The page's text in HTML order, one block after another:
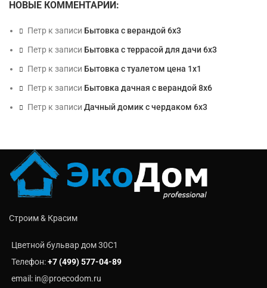
НОВЫЕ КОММЕНТАРИИ:
Петр к записи Бытовка с верандой 6х3
Петр к записи Бытовка с террасой для дачи 6х3
Петр к записи Бытовка с туалетом цена 1х1
Петр к записи Бытовка дачная с верандой 8х6
Петр к записи Дачный домик с чердаком 6х3
Строим & Красим
Цветной бульвар дом 30C1
Телефон:+7 (499) 577-04-89
email: in@proecodom.ru